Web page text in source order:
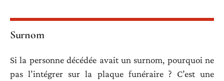
Surnom
Si la personne décédée avait un surnom, pourquoi ne
pas l’intégrer sur la plaque funéraire ? C’est une